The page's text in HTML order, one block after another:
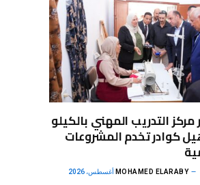
التدريب المهني بالكيلو
كوادر تخدم المشروعات
MOHAMED ELARABY